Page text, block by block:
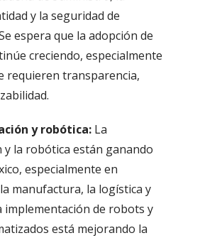
y la seguridad de
espera que la adopción de
creciendo, especialmente
requieren transparencia,
y robótica:La
la robótica están ganando
especialmente en
manufactura, la logística y
implementación de robots y
está mejorando la